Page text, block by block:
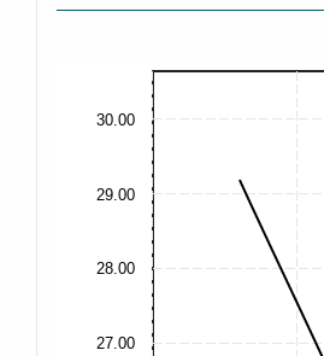
27.00
28.00
29.00
30.00